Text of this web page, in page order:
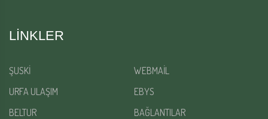
LINKLER
ŞUSKİ
WEBMAİL
URFA ULAŞIM
EBYS
BELTUR
BAĞLANTILAR